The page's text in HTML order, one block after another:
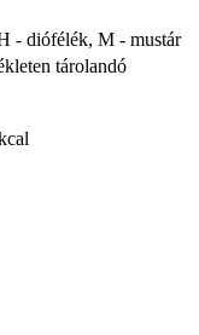
- diófélék, M - mustár
tárolandó